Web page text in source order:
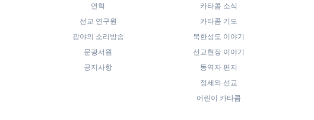
연혁
선교 연구원
광야의 소리방송
문광서원
공지사항
카타콤 소식
카타콤 기도
북한성도 이야기
선교현장 이야기
동역자 편지
정세와 선교
어린이 카타콤